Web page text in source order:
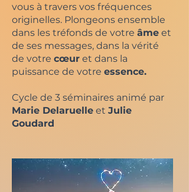
vous à travers vos fréquences
originelles. Plongeons ensemble
dans les tréfonds de votre âme et
de ses messages, dans la vérité
de votre cœur et dans la
puissance de votre essence.
Cycle de 3 séminaires animé par
Marie Delaruelle et Julie
Goudard